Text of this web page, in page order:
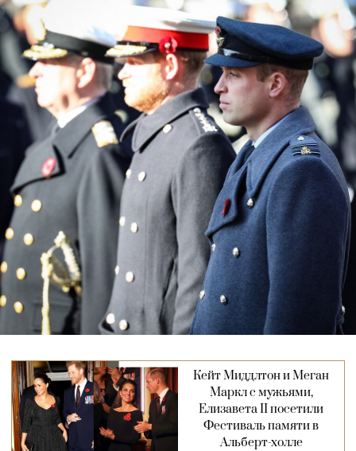
Кейт Миддлтон и Меган
Маркл с мужьями,
Елизавета II посетили
Фестиваль памяти в
Альберт-холле